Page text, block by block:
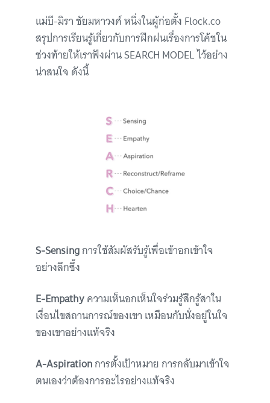
แม่บี-มิรา ชัยมหาวงศ์ หนึ่งในผู้ก่อตั้ง Flock.co
สรุปการเรียนรู้เกี่ยวกับการฝึกฝนเรื่องการโค้ชใน
ช่วงท้ายให้เราฟังผ่าน SEARCH MODEL ไว้อย่าง
น่าสนใจ ดังนี้
S-Sensingการใช้สัมผัสรับรู้เพื่อเข้าอกเข้าใจ
อย่างลึกซึ้ง
E-Empathyความเห็นอกเห็นใจร่วมรู้สึกรู้สาใน
เงื่อนไขสถานการณ์ของเขา เหมือนกับนั่งอยู่ในใจ
ของเขาอย่างแท้จริง
A-Aspirationการตั้งเป้าหมาย การกลับมาเข้าใจ
ตนเองว่าต้องการอะไรอย่างแท้จริง